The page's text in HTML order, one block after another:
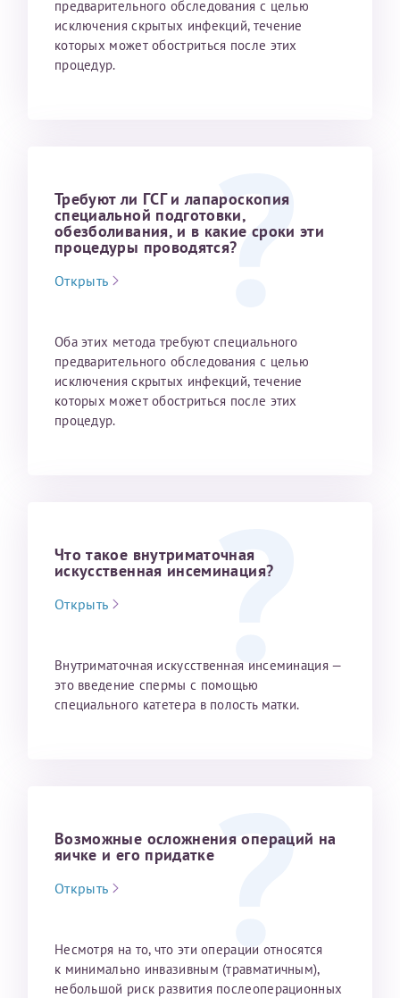
предварительного обследования с целью
исключения скрытых инфекций, течение
которых может обостриться после этих
процедур.
Требуют ли ГСГ и лапароскопия
специальной подготовки,
обезболивания, и в какие сроки эти
процедуры проводятся?
Открыть
Оба этих метода требуют специального
предварительного обследования с целью
исключения скрытых инфекций, течение
которых может обостриться после этих
процедур.
Что такое внутриматочная
искусственная инсеминация?
Открыть
Внутриматочная искусственная инсеминация —
это введение спермы с помощью
специального катетера в полость матки.
Возможные осложнения операций на
яичке и его придатке
Открыть
Hесмотря на то, что эти операции относятся
к минимально инвазивным (травматичным),
небольшой риск развития послеоперационных
Принимаю условия
Соглашения на обработку
персональных данных
Для предоставления в налоговые органы Российской
Федерации, выписать ее на имя:
Фамилия*
Отчество*
налогоплательщика
2022
2023
Получение справки
Лично в кассе центра
Направить справку сразу в ИФНС
(упрощенный порядок возврата НДФЛ с 2024 г.)